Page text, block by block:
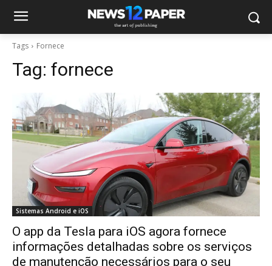
Tags Fornece
Tag: fornece
Sistemas Android e iOS
O app da Tesla para iOS agora fornece
informações detalhadas sobre os serviços
de manutenção necessários para o seu